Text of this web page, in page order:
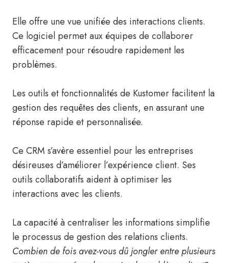
Elle offre une vue unifiée des interactions clients.
Ce logiciel permet aux équipes de collaborer
efficacement pour résoudre rapidement les
problèmes.
Les outils et fonctionnalités de Kustomer facilitent la
gestion des requêtes des clients, en assurant une
réponse rapide et personnalisée.
Ce CRM s’avère essentiel pour les entreprises
désireuses d’améliorer l’expérience client. Ses
outils collaboratifs aident à optimiser les
interactions avec les clients.
La capacité à centraliser les informations simplifie
le processus de gestion des relations clients.
Combien de fois avez-vous dû jongler entre plusieurs